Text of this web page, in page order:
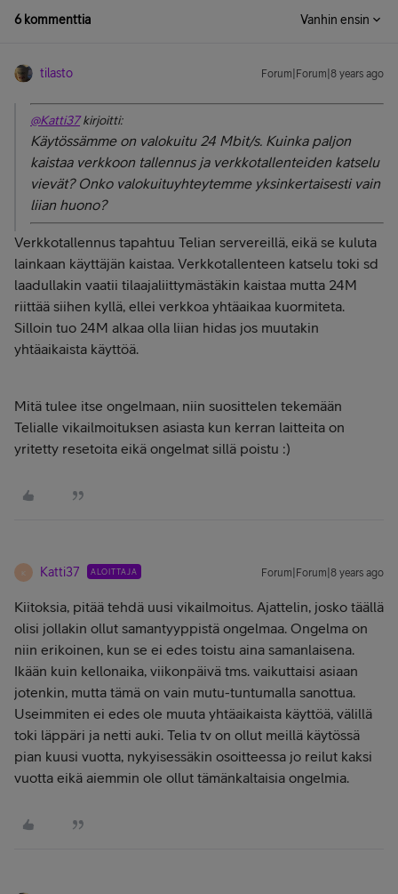
6 kommenttia Vanhin ensin
tilasto Forum|Forum|8 years ago
@Katti37kirjoitti:
Käytössämme on valokuitu 24 Mbit/s. Kuinka paljon
kaistaa verkkoon tallennus ja verkkotallenteiden katselu
vievät? Onko valokuituyhteytemme yksinkertaisesti vain
liian huono?
Verkkotallennus tapahtuu Telian servereillä, eikä se kuluta
lainkaan käyttäjän kaistaa. Verkkotallenteen katselu toki sd
laadullakin vaatii tilaajaliittymästäkin kaistaa mutta 24M
riittää siihen kyllä, ellei verkkoa yhtäaikaa kuormiteta.
Silloin tuo 24M alkaa olla liian hidas jos muutakin
yhtäaikaista käyttöä.
Mitä tulee itse ongelmaan, niin suosittelen tekemään
Telialle vikailmoituksen asiasta kun kerran laitteita on
yritetty resetoita eikä ongelmat sillä poistu :)
K Katti37 ALOITTAJA Forum|Forum|8 years ago
Kiitoksia, pitää tehdä uusi vikailmoitus. Ajattelin, josko täällä
olisi jollakin ollut samantyyppistä ongelmaa. Ongelma on
niin erikoinen, kun se ei edes toistu aina samanlaisena.
Ikään kuin kellonaika, viikonpäivä tms. vaikuttaisi asiaan
jotenkin, mutta tämä on vain mutu-tuntumalla sanottua.
Useimmiten ei edes ole muuta yhtäaikaista käyttöä, välillä
toki läppäri ja netti auki. Telia tv on ollut meillä käytössä
pian kuusi vuotta, nykyisessäkin osoitteessa jo reilut kaksi
vuotta eikä aiemmin ole ollut tämänkaltaisia ongelmia.